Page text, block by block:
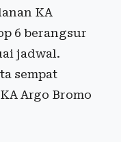
KA
6 berangsur
jadwal.
sempat
Argo Bromo